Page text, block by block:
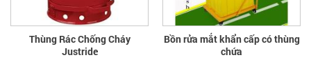
Thùng Rác Chống Cháy
Justride
Bồn rửa mắt khẩn cấp có thùng
chứa